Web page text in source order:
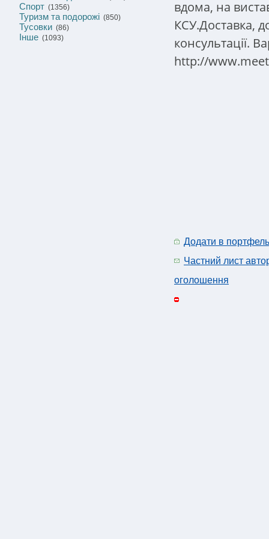
Спорт (1356)
Туризм та подорожі (850)
Тусовки (86)
Інше (1093)
вдома, на
КСУ.Доставка,
консультації.
http://
Додати в портфель
Частний лист
оголошення